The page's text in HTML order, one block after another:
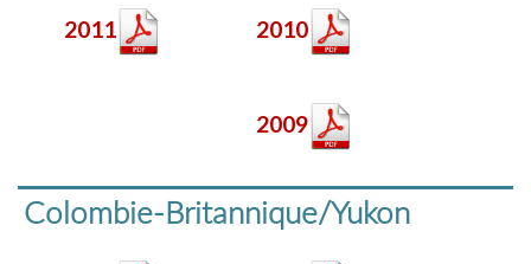
2011 2010
2009
Colombie-Britannique/Yukon